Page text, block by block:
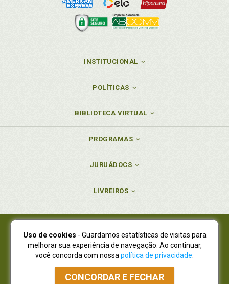
INSTITUCIONAL
POLÍTICAS
BIBLIOTECA VIRTUAL
PROGRAMAS
JURUÁDOCS
LIVREIROS
Juruá Editora Ltda., CNPJ 77.535.508/0001-19
Juruá Informática Ltda., CNPJ 01.701.561/0001-80
NOVO ENDEREÇO:R. Flávio Dallegrave, 7665, São Lourenço |
Curitiba - Paraná - CEP 82210-310
Atendimento: (41) 4009-3900|Vendas Atacado: (41) 4009-3939
Uso de cookies - Guardamos estatísticas de visitas para
melhorar sua experiência de navegação. Ao continuar,
você concorda com nossa política de privacidade
CONCORDAR E FECHAR